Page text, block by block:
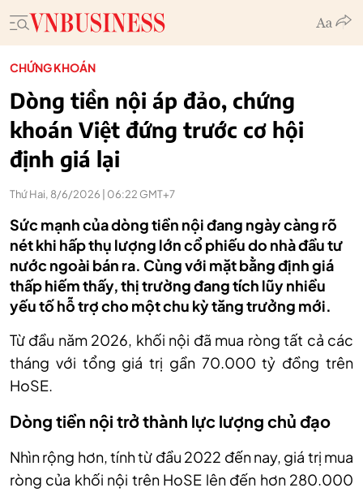
CHỨNG KHOÁN
Dòng tiền nội áp đảo, chứng
khoán Việt đứng trước cơ hội
định giá lại
Thứ Hai, 8/6/2026 | 06:22 GMT+7
Sức mạnh của dòng tiền nội đang ngày càng rõ
nét khi hấp thụ lượng lớn cổ phiếu do nhà đầu tư
nước ngoài bán ra. Cùng với mặt bằng định giá
thấp hiếm thấy, thị trường đang tích lũy nhiều
yếu tố hỗ trợ cho một chu kỳ tăng trưởng mới.
Từ đầu năm 2026, khối nội đã mua ròng tất cả các
tháng với tổng giá trị gần 70.000 tỷ đồng trên
HoSE.
Dòng tiền nội trở thành lực lượng chủ đạo
Nhìnrộng hơn, tính từ đầu 2022 đến nay, giá trị mua
ròng của khối nội trên HoSE lên đến hơn 280.000